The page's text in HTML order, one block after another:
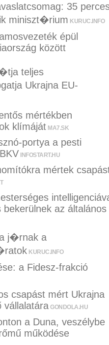
35
miniszt�rium KURUC.INFO
épül
között
teljes
Ukrajna EU-
mértékben
klímáját MA7.SK
portya a pesti
INFOSTART.HU
mértek
az általános
j�rnak a
KURUC.INFO
a Fidesz-frakció
csapást mért Ukrajna
vállalatára GONDOLA.HU
a Duna, veszélybe
működése